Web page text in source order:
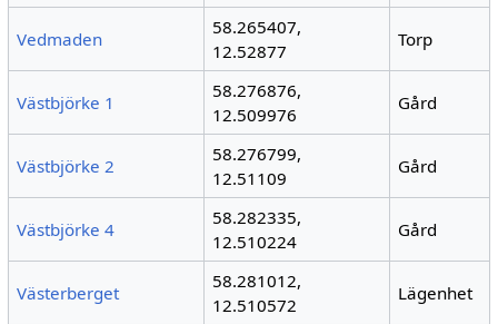
Vedmaden
58.265407,
12.52877
Torp
Västbjörke 1
58.276876,
12.509976
Gård
Västbjörke 2
58.276799,
12.51109
Gård
Västbjörke 4
58.282335,
12.510224
Gård
Västerberget
58.281012,
12.510572
Lägenhet